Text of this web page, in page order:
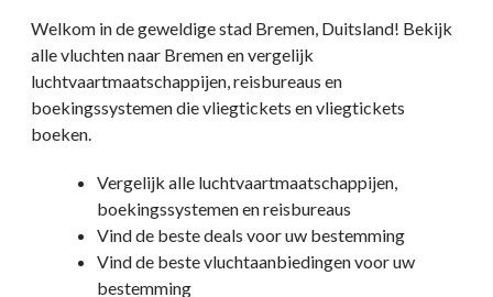
Welkom in de geweldige stad Bremen, Duitsland! Bekijk
alle vluchten naar Bremen en vergelijk
luchtvaartmaatschappijen, reisbureaus en
boekingssystemen die vliegtickets en vliegtickets
boeken.
Vergelijk alle luchtvaartmaatschappijen,
boekingssystemen en reisbureaus
Vind de beste deals voor uw bestemming
Vind de beste vluchtaanbiedingen voor uw
bestemming